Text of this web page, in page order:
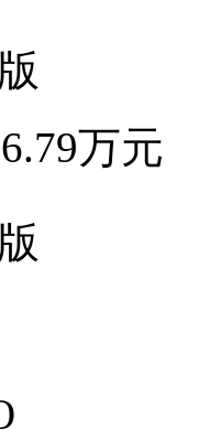
万元